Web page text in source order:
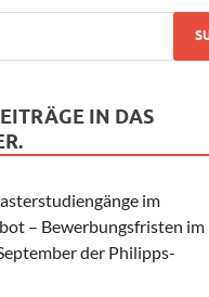
IN DAS
im
– Bewerbungsfristen im
der Philipps-